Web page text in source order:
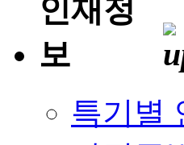
특기별